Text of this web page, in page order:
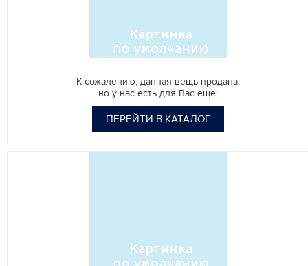
К сожалению, данная вещь продана,
но у нас есть для Вас еще:
ПЕРЕЙТИ В КАТАЛОГ